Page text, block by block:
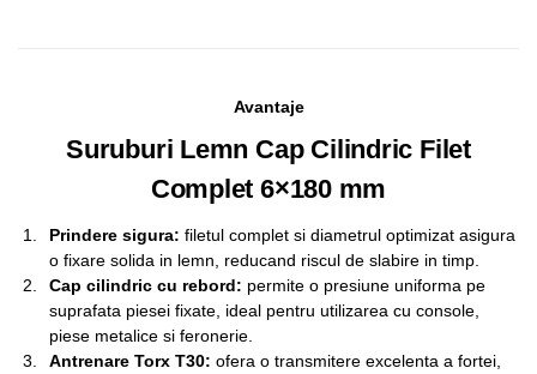
Avantaje
Suruburi Lemn Cap Cilindric Filet
Complet 6×180 mm
Prindere sigura: filetul complet si diametrul optimizat asigura
o fixare solida in lemn, reducand riscul de slabire in timp.
Cap cilindric cu rebord: permite o presiune uniforma pe
suprafata piesei fixate, ideal pentru utilizarea cu console,
piese metalice si feronerie.
Antrenare Torx T30: ofera o transmitere excelenta a fortei,